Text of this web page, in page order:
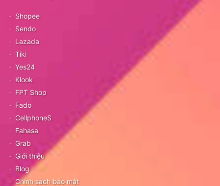
Shopee
Sendo
Lazada
Tiki
Yes24
Klook
FPT Shop
Fado
CellphoneS
Fahasa
Grab
Giới thiệu
Blog
Chính sách bảo mật